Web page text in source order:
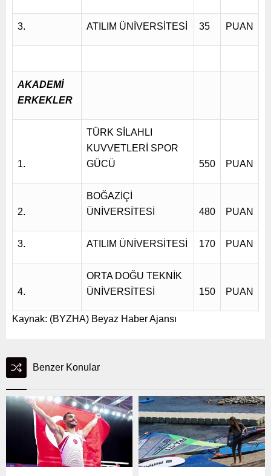
3. ATILIM ÜNİVERSİTESİ 35 PUAN
AKADEMİ
ERKEKLER
1.
TÜRK SİLAHLI
KUVVETLERİ SPOR
GÜCÜ
550 PUAN
2.
BOĞAZİÇİ
ÜNİVERSİTESİ
480 PUAN
3. ATILIM ÜNİVERSİTESİ 170 PUAN
4.
ORTA DOĞU TEKNİK
ÜNİVERSİTESİ
150 PUAN
Kaynak: (BYZHA) Beyaz Haber Ajansı
Benzer Konular